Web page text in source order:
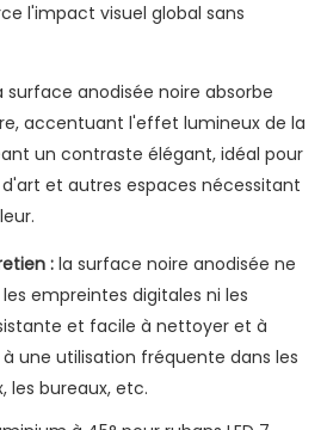
l'impact visuel global sans
surface anodisée noire absorbe
accentuant l'effet lumineux de la
un contraste élégant, idéal pour
d'art et autres espaces nécessitant
: la surface noire anodisée ne
empreintes digitales ni les
et facile à nettoyer et à
une utilisation fréquente dans les
les bureaux, etc.